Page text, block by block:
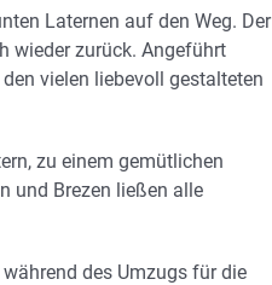
Laternen auf den Weg. Der
wieder zurück. Angeführt
vielen liebevoll gestalteten
zu einem gemütlichen
und Brezen ließen alle
des Umzugs für die